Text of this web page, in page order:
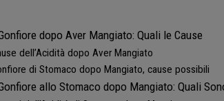
dopo Aver Mangiato: Quali le Cause
dell’Acidità dopo Aver Mangiato
di Stomaco dopo Mangiato, cause possibili
allo Stomaco dopo Mangiato: Quali